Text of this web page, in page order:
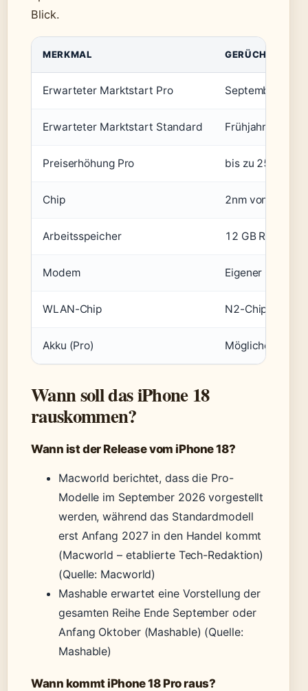
Blick.
MERKMAL GERÜCHT (MIT
Erwarteter Marktstart Pro September
Erwarteter Marktstart Standard Frühjahr 2027
Preiserhöhung Pro bis zu 250 Euro
Chip 2nm von TSMC
Arbeitsspeicher 12 GB RAM
Modem Eigener C2-
WLAN-Chip N2-Chip für
Akku (Pro) Möglicherweise
Wann soll das iPhone 18
rauskommen?
Wann ist der Release vom iPhone 18?
Macworld berichtet, dass die Pro-
Modelle im September 2026 vorgestellt
werden, während das Standardmodell
erst Anfang 2027 in den Handel kommt
(Macworld – etablierte Tech-Redaktion)
(Quelle: Macworld)
Mashable erwartet eine Vorstellung der
gesamten Reihe Ende September oder
Anfang Oktober (Mashable) (Quelle:
Mashable)
Wann kommt iPhone 18 Pro raus?